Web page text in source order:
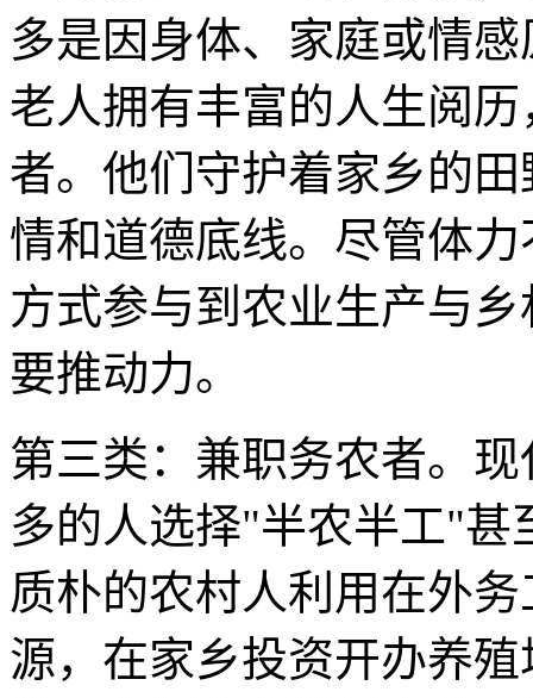
多是因身体、家庭或情
老人拥有丰富的人生阅
者。他们守护着家乡的
情和道德底线。尽管体
方式参与到农业生产与
要推动力。
第三类：兼职务农者。
多的人选择"半农半工"
质朴的农村人利用在外
源，在家乡投资开办养